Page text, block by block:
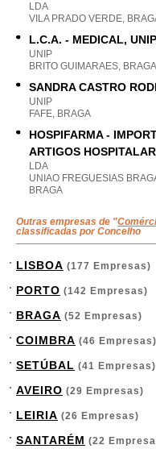
LDA
VILA PRADO VERDE,
L.C.A. - MEDICAL,
UNIP
BRITO GUIMARAES, BRAGA
SANDRA CASTRO
UNIP
FAFE, BRAGA
HOSPIFARMA -
ARTIGOS
LDA
UNIAO FREGUESIAS
BRAGA
Outras empresas de "
classificadas por Concelho
LISBOA (177 Empresas)
PORTO (142 Empresas)
BRAGA (52 Empresas)
COIMBRA (46 Empresas)
SETÚBAL (41 Empresas)
AVEIRO (29 Empresas)
LEIRIA (26 Empresas)
SANTARÉM (22